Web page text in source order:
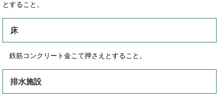
とすること。
床
鉄筋コンクリート金こて押さえとすること。
排水施設